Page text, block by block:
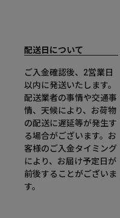
配送日について
ご入金確認後、2営業日
以内に発送いたします。
配送業者の事情や交通事
情、天候により、お荷物
の配送に遅延等が発生す
る場合がございます。お
客様のご入金タイミング
により、お届け予定日が
前後することがございま
す。